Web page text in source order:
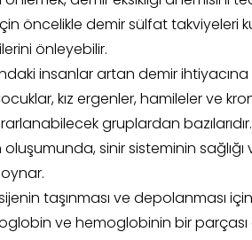
öncelikle demir sülfat takviyeleri
önleyebilir.
insanlar artan demir
kız ergenler, hamileler ve
gruplardan bazılarıdır.
sinir sisteminin
taşınması ve depolanması için
ve hemoglobinin bir parçası